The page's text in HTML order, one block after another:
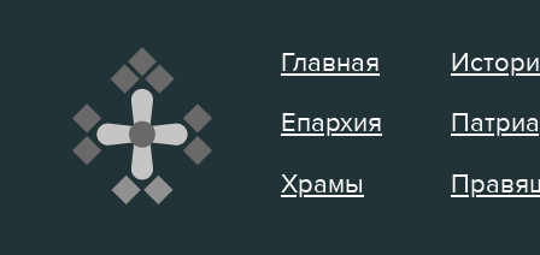
Главная
Епархия
Храмы